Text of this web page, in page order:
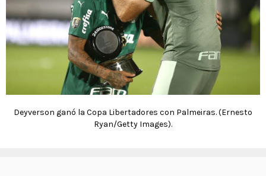
Deyverson ganó la Copa Libertadores con Palmeiras. (Ernesto
Ryan/Getty Images).